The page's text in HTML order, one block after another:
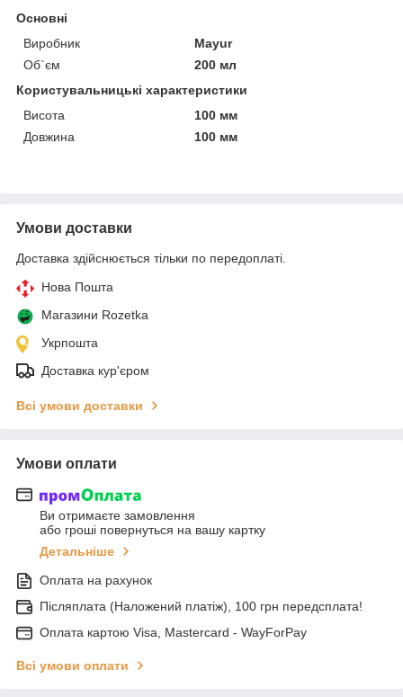
Основні
Виробник
Mayur
Об`єм
200 мл
Користувальницькі характеристики
Висота
100 мм
Довжина
100 мм
Умови доставки
Доставка здійснюється тільки по передоплаті.
Нова Пошта
Магазини Rozetka
Укрпошта
Доставка кур'єром
Всі умови доставки
Умови оплати
Ви отримаєте замовлення
або гроші повернуться на вашу картку
Детальніше
Оплата на рахунок
Післяплата (Наложений платіж), 100 грн передсплата!
Оплата картою Visa, Mastercard - WayForPay
Всі умови оплати